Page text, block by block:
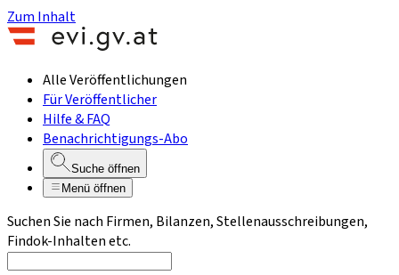
Zum Inhalt
Alle Veröffentlichungen
Für Veröffentlicher
Hilfe & FAQ
Benachrichtigungs-Abo
Suche öffnen
Menü öffnen
Suchen Sie nach Firmen, Bilanzen, Stellenausschreibungen,
Findok-Inhalten etc.